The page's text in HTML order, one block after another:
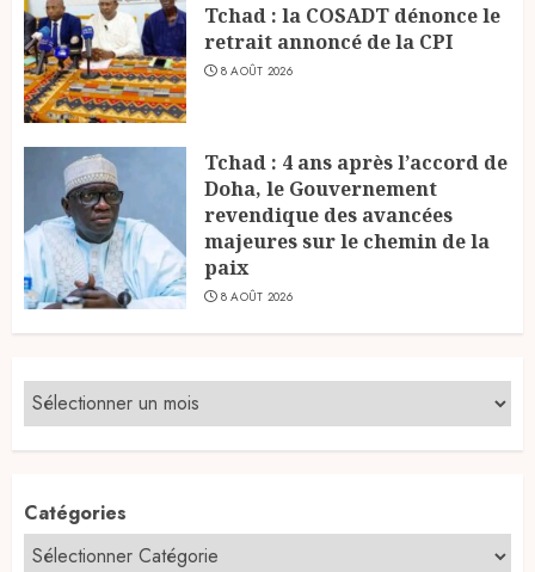
Tchad : la COSADT dénonce le
retrait annoncé de la CPI
8 AOÛT 2026
Tchad : 4 ans après l’accord de
Doha, le Gouvernement
revendique des avancées
majeures sur le chemin de la
paix
8 AOÛT 2026
Catégories